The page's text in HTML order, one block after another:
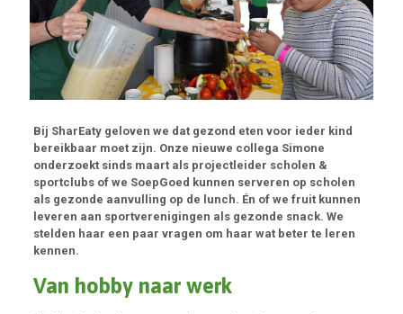
Bij SharEaty geloven we dat gezond eten voor ieder kind
bereikbaar moet zijn. Onze nieuwe collega Simone
onderzoekt sinds maart als projectleider scholen &
sportclubs of we SoepGoed kunnen serveren op scholen
als gezonde aanvulling op de lunch. Én of we fruit kunnen
leveren aan sportverenigingen als gezonde snack. We
stelden haar een paar vragen om haar wat beter te leren
kennen.
Van hobby naar werk